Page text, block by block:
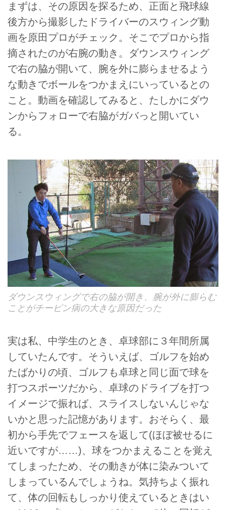
まずは、その原因を探るため、正面と飛球線
後方から撮影したドライバーのスウィング動
画を原田プロがチェック。そこでプロから指
摘されたのが右腕の動き。ダウンスウィング
で右の脇が開いて、腕を外に膨らませるよう
な動きでボールをつかまえにいっているとの
こと。動画を確認してみると、たしかにダウ
ンからフォローで右脇がガバっと開いてい
る。
ダウンスウィングで右の脇が開き、腕が外に膨らむ
ことがチーピン病の大きな原因だった
実は私、中学生のとき、卓球部に３年間所属
していたんです。そういえば、ゴルフを始め
たばかりの頃、ゴルフも卓球と同じ面で球を
打つスポーツだから、卓球のドライブを打つ
イメージで振れば、スライスしないんじゃな
いかと思った記憶があります。おそらく、最
初から手先でフェースを返して(ほぼ被せるに
近いですが……)、球をつかまえることを覚え
てしまったため、その動きが体に染みついて
しまっているんでしょうね。気持ちよく振れ
て、体の回転もしっかり使えているときはい